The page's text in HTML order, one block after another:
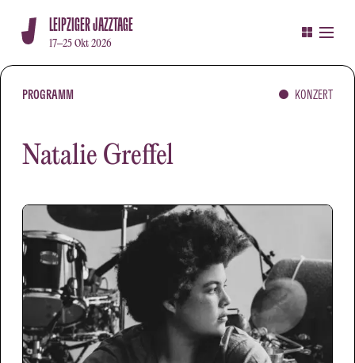
LEIPZIGER JAZZTAGE
17–25 Okt 2026
PROGRAMM KONZERT
Natalie Greffel